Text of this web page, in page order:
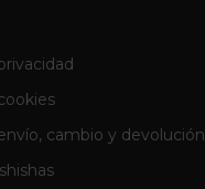
cambio y devolución